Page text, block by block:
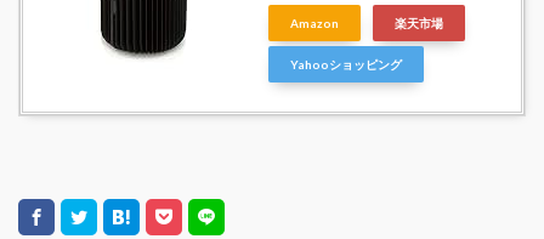
Amazon 楽天市場
Yahooショッピング